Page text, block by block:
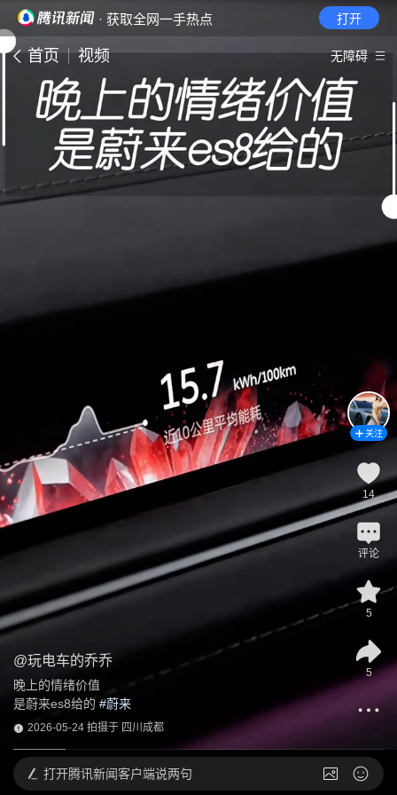
· 获取全网一手热点 打开
首页 视频 无障碍
@玩电车的乔乔
晚上的情绪价值
是蔚来es8给的 #蔚来
2026-05-24 拍摄于 四川成都
关注
14
评论
5
5
打开腾讯新闻客户端说两句